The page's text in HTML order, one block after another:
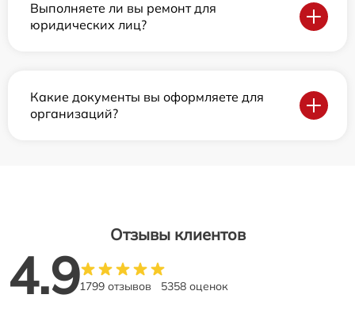
Выполняете ли вы ремонт для
юридических лиц?
Какие документы вы оформляете для
организаций?
Отзывы клиентов
4.91799 отзывов 5358 оценок